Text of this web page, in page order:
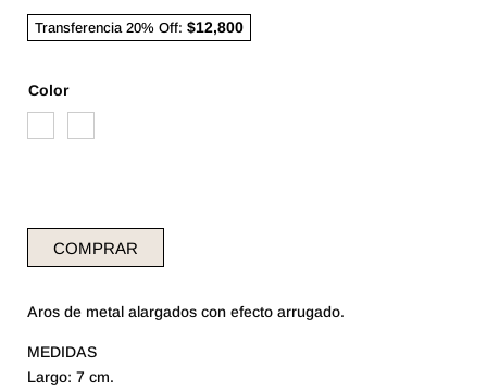
Transferencia 20% Off: $12,800
Color
COMPRAR
Aros de metal alargados con efecto arrugado.
MEDIDAS
Largo: 7 cm.